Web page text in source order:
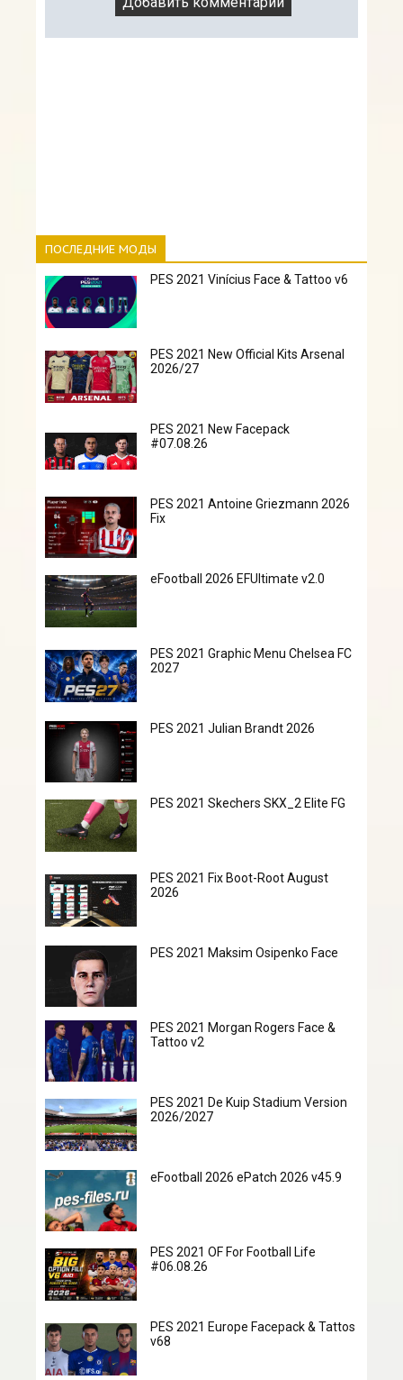
ПОСЛЕДНИЕ МОДЫ
PES 2021 Vinícius Face & Tattoo v6
PES 2021 New Official Kits Arsenal
2026/27
PES 2021 New Facepack
#07.08.26
PES 2021 Antoine Griezmann 2026
Fix
eFootball 2026 EFUltimate v2.0
PES 2021 Graphic Menu Chelsea FC
2027
PES 2021 Julian Brandt 2026
PES 2021 Skechers SKX_2 Elite FG
PES 2021 Fix Boot-Root August
2026
PES 2021 Maksim Osipenko Face
PES 2021 Morgan Rogers Face &
Tattoo v2
PES 2021 De Kuip Stadium Version
2026/2027
eFootball 2026 ePatch 2026 v45.9
PES 2021 OF For Football Life
#06.08.26
PES 2021 Europe Facepack & Tattos
v68